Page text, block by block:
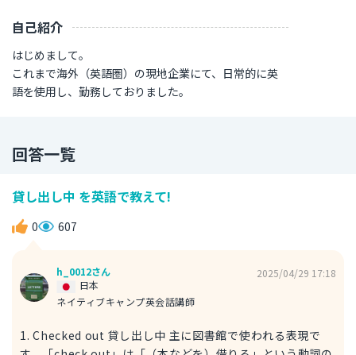
自己紹介
はじめまして。
これまで海外（英語圏）の現地企業にて、日常的に英
語を使用し、勤務しておりました。
回答一覧
貸し出し中 を英語で教えて!
0 607
h_0012さん
ネイティブキャンプ英会話講師
日本
2025/04/29 17:18
1. Checked out 貸し出し中 主に図書館で使われる表現で